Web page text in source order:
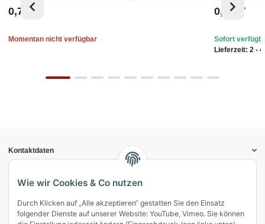
Wie wir Cookies & Co nutzen
Durch Klicken auf „Alle akzeptieren“ gestatten Sie den Einsatz
folgender Dienste auf unserer Website: YouTube, Vimeo. Sie können
0,72 €
Momentan nicht verfügbar
Farbe Blau
0,85 € *
Sofort
Lieferzeit: 2 -
Kontaktdaten
Informationen
Gesetzliche Informationen
Vertrag widerrufen
Zahlung & Versand